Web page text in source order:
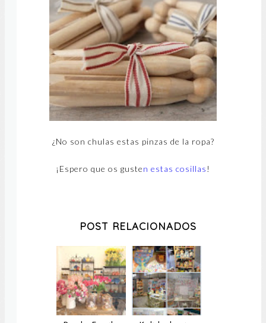
¿No son chulas estas pinzas de la ropa?
¡Espero que os gusten estas cosillas !
POST RELACIONADOS